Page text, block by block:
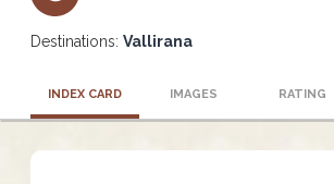
Destinations: Vallirana
INDEX CARD IMAGES RATING